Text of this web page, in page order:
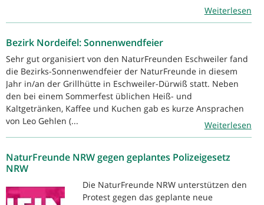
Weiterlesen
Bezirk Nordeifel: Sonnenwendfeier
Sehr gut organisiert von den NaturFreunden Eschweiler fand
die Bezirks-Sonnenwendfeier der NaturFreunde in diesem
Jahr in/an der Grillhütte in Eschweiler-Dürwiß statt. Neben
den bei einem Sommerfest üblichen Heiß- und
Kaltgetränken, Kaffee und Kuchen gab es kurze Ansprachen
von Leo Gehlen (...
Weiterlesen
NaturFreunde NRW gegen geplantes Polizeigesetz
NRW
Die NaturFreunde NRW unterstützen den
Protest gegen das geplante neue